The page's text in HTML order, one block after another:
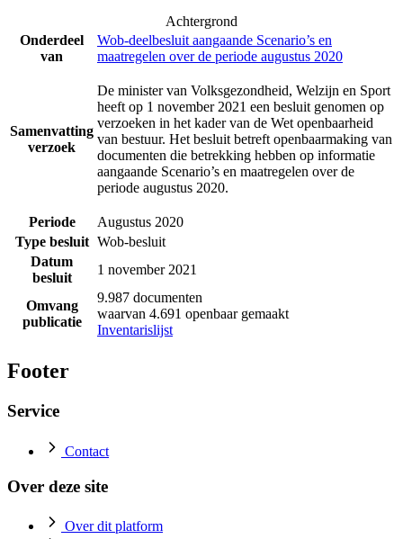
Achtergrond
Onderdeel
van
Wob-deelbesluit aangaande Scenario’s en
maatregelen over de periode augustus 2020
Samenvatting
verzoek
De minister van Volksgezondheid, Welzijn en Sport
heeft op 1 november 2021 een besluit genomen op
verzoeken in het kader van de Wet openbaarheid
van bestuur. Het besluit betreft openbaarmaking van
documenten die betrekking hebben op informatie
aangaande Scenario’s en maatregelen over de
periode augustus 2020.
Periode
Augustus 2020
Type besluit Wob-besluit
Datum
besluit
1 november 2021
Omvang
publicatie
9.987 documenten
waarvan 4.691 openbaar gemaakt
Inventarislijst
Footer
Service
Contact
Over deze site
Over dit platform